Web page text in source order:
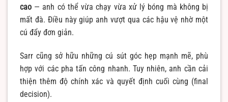
cao — anh có thể vừa chạy vừa xử lý bóng mà không bị
mất đà. Điều này giúp anh vượt qua các hậu vệ nhờ một
cú đẩy đơn giản.
Sarr cũng sở hữu những cú sút góc hẹp mạnh mẽ, phù
hợp với các pha tấn công nhanh. Tuy nhiên, anh cần cải
thiện thêm độ chính xác và quyết định cuối cùng (final
decision).